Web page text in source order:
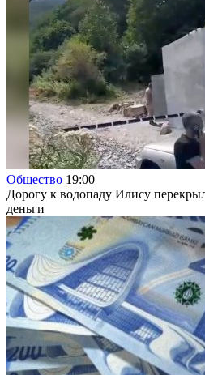
Общество 19:00
Дорогу к водопаду Илису
деньги